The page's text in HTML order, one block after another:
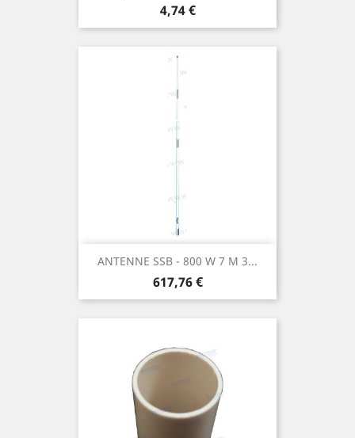
Prix
4,74 €
ANTENNE SSB - 800 W 7 M 3...
Prix
617,76 €